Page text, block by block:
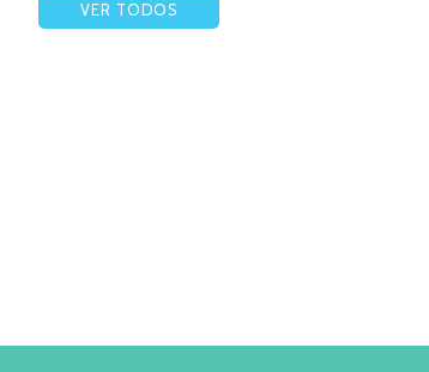
VER TODOS